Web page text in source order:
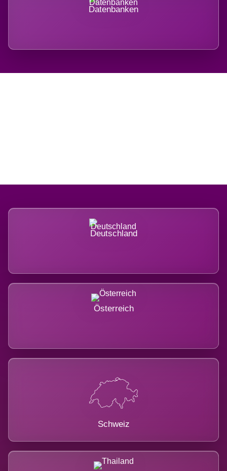
Datenbanken
Deutschland
Österreich
Schweiz